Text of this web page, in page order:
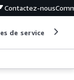
Contactez-nous
de service